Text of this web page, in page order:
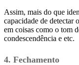
Assim, mais do que
capacidade de detectar
em coisas como o tom
condescendência e etc.
4. Fechamento